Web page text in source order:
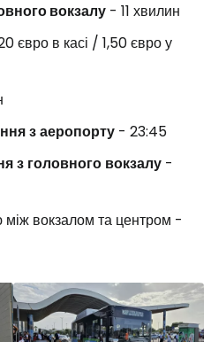
вокзалу - 11 хвилин
євро в касі / 1,50 євро у
заеропорту - 23:45
з головного вокзалу -
вокзалом та центром -